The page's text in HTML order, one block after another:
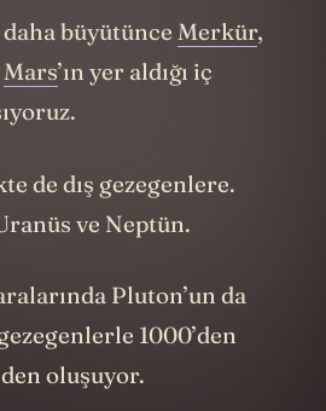
büyütünce Merkür,
Mars’ın yer aldığı iç
de dış gezegenlere.
ve Neptün.
Pluton’un da
1000’den
oluşuyor.